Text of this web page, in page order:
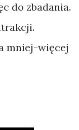
do zbadania.
mniej-więcej